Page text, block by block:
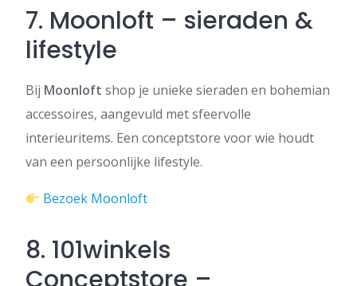
7. Moonloft – sieraden &
lifestyle
Bij Moonloft shop je unieke sieraden en bohemian
accessoires, aangevuld met sfeervolle
interieuritems. Een conceptstore voor wie houdt
van een persoonlijke lifestyle.
Bezoek Moonloft
8. 101winkels